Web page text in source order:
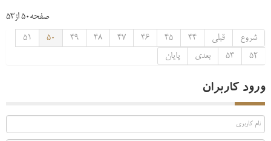
صفحه50 از53
شروع
قبلی 44
45
46
47
48
49
50
51
52
53 بعدی پایان
ورود کاربران